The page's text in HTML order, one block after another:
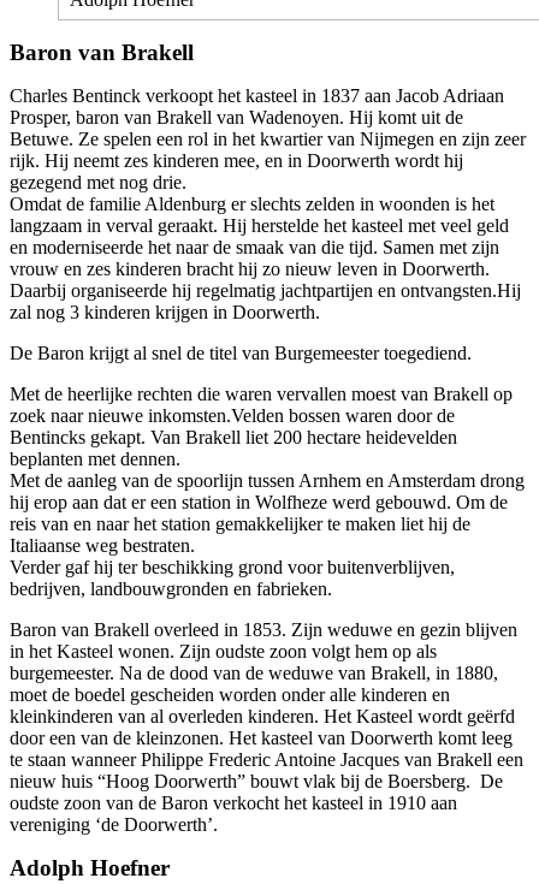
Baron van Brakell
Charles Bentinck verkoopt het kasteel in 1837 aan Jacob Adriaan
Prosper, baron van Brakell van Wadenoyen. Hij komt uit de
Betuwe. Ze spelen een rol in het kwartier van Nijmegen en zijn zeer
rijk. Hij neemt zes kinderen mee, en in Doorwerth wordt hij
gezegend met nog drie.
Omdat de familie Aldenburg er slechts zelden in woonden is het
langzaam in verval geraakt. Hij herstelde het kasteel met veel geld
en moderniseerde het naar de smaak van die tijd. Samen met zijn
vrouw en zes kinderen bracht hij zo nieuw leven in Doorwerth.
Daarbij organiseerde hij regelmatig jachtpartijen en ontvangsten.Hij
zal nog 3 kinderen krijgen in Doorwerth.
De Baron krijgt al snel de titel van Burgemeester toegediend.
Met de heerlijke rechten die waren vervallen moest van Brakell op
zoek naar nieuwe inkomsten.Velden bossen waren door de
Bentincks gekapt. Van Brakell liet 200 hectare heidevelden
beplanten met dennen.
Met de aanleg van de spoorlijn tussen Arnhem en Amsterdam drong
hij erop aan dat er een station in Wolfheze werd gebouwd. Om de
reis van en naar het station gemakkelijker te maken liet hij de
Italiaanse weg bestraten.
Verder gaf hij ter beschikking grond voor buitenverblijven,
bedrijven, landbouwgronden en fabrieken.
Baron van Brakell overleed in 1853. Zijn weduwe en gezin blijven
in het Kasteel wonen. Zijn oudste zoon volgt hem op als
burgemeester. Na de dood van de weduwe van Brakell, in 1880,
moet de boedel gescheiden worden onder alle kinderen en
kleinkinderen van al overleden kinderen. Het Kasteel wordt geërfd
door een van de kleinzonen. Het kasteel van Doorwerth komt leeg
te staan wanneer Philippe Frederic Antoine Jacques van Brakell een
nieuw huis “Hoog Doorwerth” bouwt vlak bij de Boersberg. De
oudste zoon van de Baron verkocht het kasteel in 1910 aan
vereniging ‘de Doorwerth’.
Adolph Hoefner